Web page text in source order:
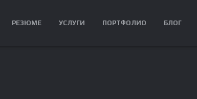
РЕЗЮМЕ УСЛУГИ ПОРТФОЛИО БЛОГ